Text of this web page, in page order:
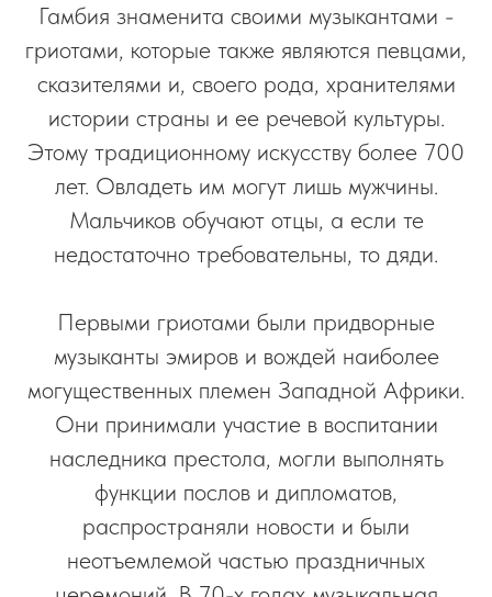
Гамбия знаменита своими музыкантами -
гриотами, которые также являются певцами,
сказителями и, своего рода, хранителями
истории страны и ее речевой культуры.
Этому традиционному искусству более 700
лет. Овладеть им могут лишь мужчины.
Мальчиков обучают отцы, а если те
недостаточно требовательны, то дяди.
Первыми гриотами были придворные
музыканты эмиров и вождей наиболее
могущественных племен Западной Африки.
Они принимали участие в воспитании
наследника престола, могли выполнять
функции послов и дипломатов,
распространяли новости и были
неотъемлемой частью праздничных